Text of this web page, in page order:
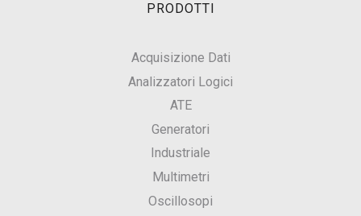
PRODOTTI
Acquisizione Dati
Analizzatori Logici
ATE
Generatori
Industriale
Multimetri
Oscillosopi